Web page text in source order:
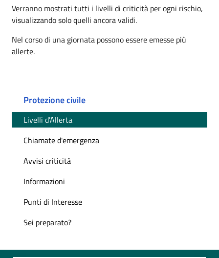
Verranno mostrati tutti i livelli di criticità per ogni rischio,
visualizzando solo quelli ancora validi.
Nel corso di una giornata possono essere emesse più
allerte.
Protezione civile
Livelli d'Allerta
Chiamate d'emergenza
Avvisi criticità
Informazioni
Punti di Interesse
Sei preparato?